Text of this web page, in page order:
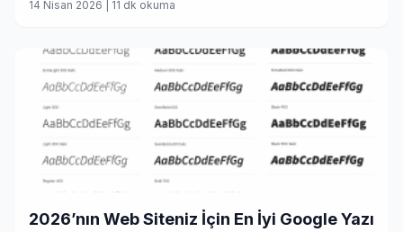
14 Nisan 2026 11 dk okuma
2026’nın Web Siteniz İçin En İyi Google Yazı